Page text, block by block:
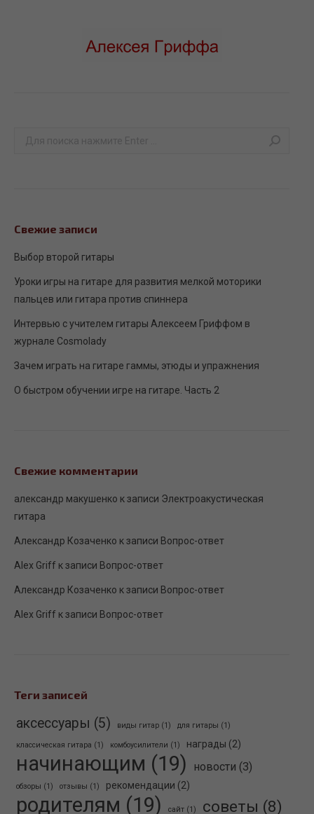
Поиск:
Свежие записи
Выбор второй гитары
Уроки игры на гитаре для развития мелкой моторики
пальцев или гитара против спиннера
Интервью с учителем гитары Алексеем Гриффом в
журнале Сosmolady
Зачем играть на гитаре гаммы, этюды и упражнения
О быстром обучении игре на гитаре. Часть 2
Свежие комментарии
александр макушенко к записи Электроакустическая
гитара
Александр Козаченко к записи Вопрос-ответ
Alex Griff к записи Вопрос-ответ
Александр Козаченко к записи Вопрос-ответ
Alex Griff к записи Вопрос-ответ
Теги записей
аксессуары (5) виды гитар (1) для гитары (1)
классическая гитара (1) комбоусилители (1) награды (2)
начинающим (19) новости (3)
обзоры (1) отзывы (1) рекомендации (2)
родителям (19) сайт (1) советы (8)